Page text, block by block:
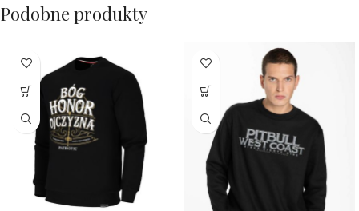
Podobne produkty